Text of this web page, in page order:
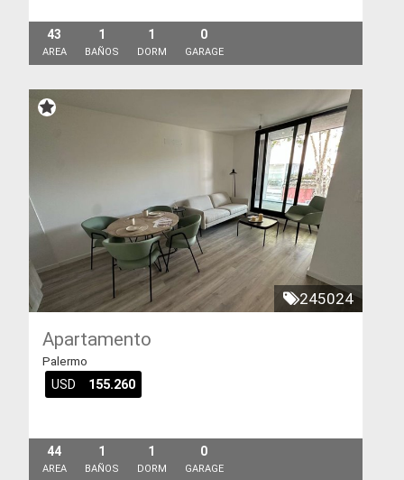
43
AREA
1
BAÑOS
1
DORM
0
GARAGE
245024
Apartamento
Palermo
USD 155.260
44
AREA
1
BAÑOS
1
DORM
0
GARAGE